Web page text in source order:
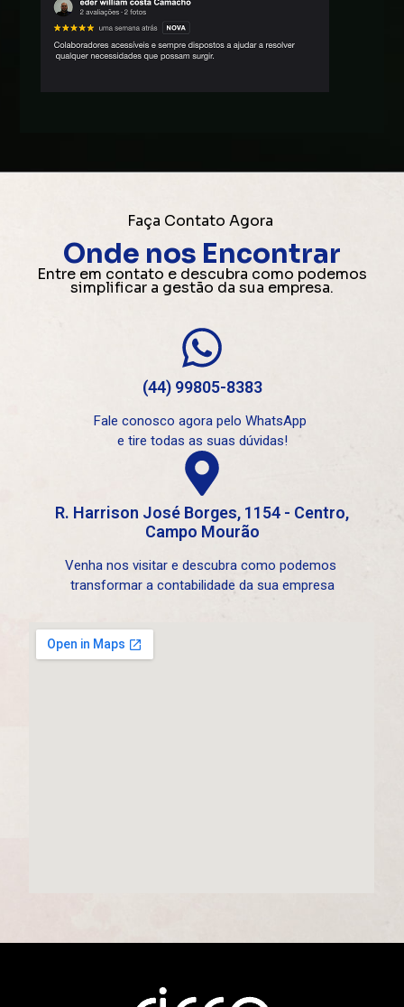
Faça Contato Agora
Onde nos Encontrar
Entre em contato e descubra como podemos
simplificar a gestão da sua empresa.
(44) 99805-8383
Fale conosco agora pelo WhatsApp
e tire todas as suas dúvidas!
R. Harrison José Borges, 1154 - Centro,
Campo Mourão
Venha nos visitar e descubra como podemos
transformar a contabilidade da sua empresa